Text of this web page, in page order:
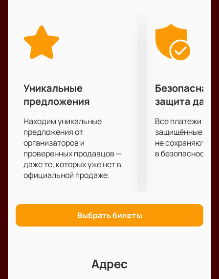
дрессированными животными: обезьянками,
кошками, собачками и хорьками. Это шоу порадует
как детей, так и взрослых, создавая праздничное
настроение и погружая в атмосферу сказочного
Не упустите возможность стать частью этого
незабываемого события.
Купить билеты на нашем
сайте можно уже сейчас, выбрав удобные места
для всей семьи. Спешите купить билеты на нашем
сайте, чтобы не пропустить это яркое и
захватывающее представление.
Уникальные
предложения
Находим уникальные
предложения от
организаторов и
проверенных продавцов —
даже те, которых уже нет в
официальной продаже.
Безопасная
защита
Все платежи
защищённые
не сохраняются
в безопасности.
Выбрать билеты
Адрес